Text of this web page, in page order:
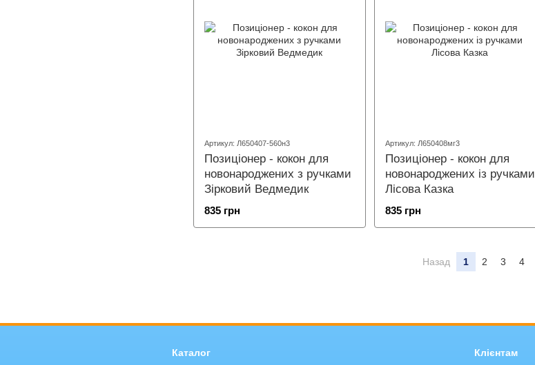
Артикул: Л650407-560н3
Позиціонер - кокон для
новонароджених з ручками
Зірковий Ведмедик
835 грн
Артикул: Л650408мг3
Позиціонер - кокон для
новонароджених із ручками
Лісова Казка
835 грн
Назад 1 2 3 4
Каталог Клієнтам